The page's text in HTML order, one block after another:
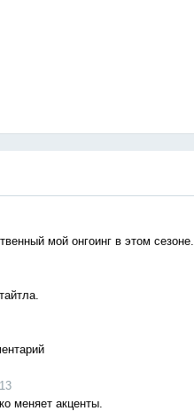
мой онгоинг в этом сезоне.
меняет акценты.